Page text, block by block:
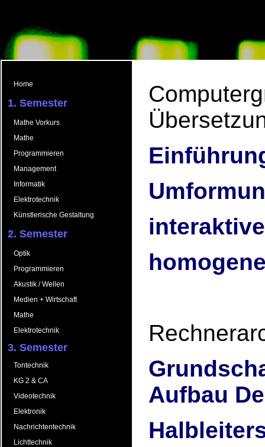
Home
1. Semester
Mathe Vorkurs
Mathe
Programmieren
Management
Informatik
Elektrotechnik
Künstlerische Gestaltung
2. Semester
Optik
Programmieren
Akustik / Wellen
Medien + Wirtschaft
Mathe
Elektrotechnik
3. Semester
Tontechnik
KG 2 & CA
Videotechnik
Elektronik
Nachrichtentechnik
Lichttechnik
Aufbau